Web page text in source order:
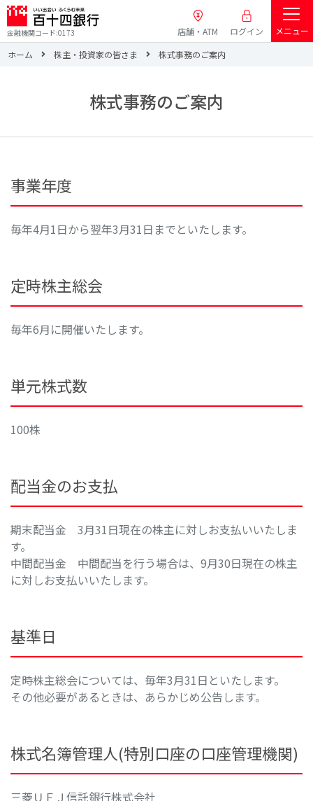
金融機関コード:0173 店舗・ATM ログイン
メニュー
ホーム
株主・投資家の皆さま 株式事務のご案内
株式事務のご案内
事業年度
毎年4月1日から翌年3月31日までといたします。
定時株主総会
毎年6月に開催いたします。
単元株式数
100株
配当金のお支払
期末配当金 3月31日現在の株主に対しお支払いいたしま
す。
中間配当金 中間配当を行う場合は、9月30日現在の株主
に対しお支払いいたします。
基準日
定時株主総会については、毎年3月31日といたします。
その他必要があるときは、あらかじめ公告します。
株式名簿管理人(特別口座の口座管理機関)
三菱ＵＦＪ信託銀行株式会社